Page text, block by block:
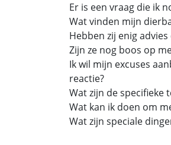
Er is een vraag die ik
Wat vinden mijn
Hebben zij enig
Zijn ze nog boos op
Ik wil mijn excuses
reactie?
Wat zijn de specifieke
Wat kan ik doen om
Wat zijn speciale